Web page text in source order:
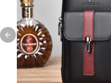
Previous slide